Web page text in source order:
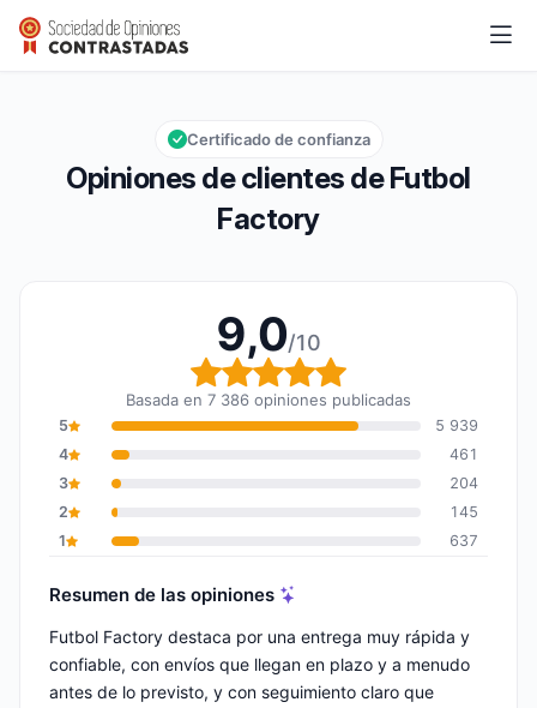
Futbol Factory
Calificación global: 9,0 de 10
9,0/10
Opiniones de clientes de Futbol
Factory
Certificado de confianza
9,0/10
Calificación global: 9,0
Basada en 7 386 opiniones publicadas
5
5 939
4
461
3
204
2
145
1
637
Resumen de las opiniones
Futbol Factory destaca por una entrega muy rápida y
confiable, con envíos que llegan en plazo y a menudo
antes de lo previsto, y con seguimiento claro que